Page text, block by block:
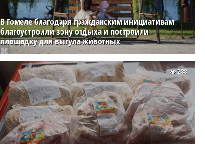
В Гомеле благодаря гражданским инициативам
благоустроили зону отдыха и построили
площадку для выгула животных
288